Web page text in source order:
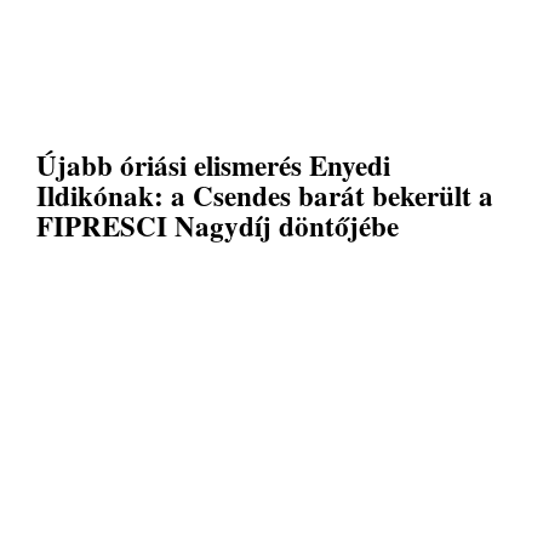
Újabb óriási elismerés Enyedi
Ildikónak: a Csendes barát bekerült a
FIPRESCI Nagydíj döntőjébe